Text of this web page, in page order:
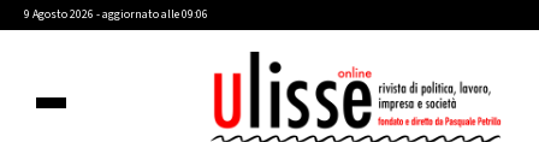
9 Agosto 2026 - aggiornato alle 09:06